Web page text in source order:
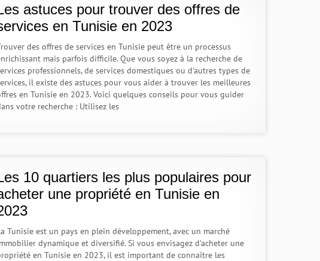
astuces pour trouver des offres de
en Tunisie en 2023
des offres de services en Tunisie peut être un processus
mais parfois difficile. Que vous soyez à la recherche de
professionnels, de services domestiques ou d'autres types de
il existe des astuces pour vous aider à trouver les meilleures
en Tunisie en 2023. Voici quelques conseils pour vous guider
votre recherche : Utilisez les
10 quartiers les plus populaires pour
une propriété en Tunisie en
Tunisie est un pays en plein développement, avec un marché
dynamique et diversifié. Si vous envisagez d'acheter une
en Tunisie en 2023, il est important de connaître les